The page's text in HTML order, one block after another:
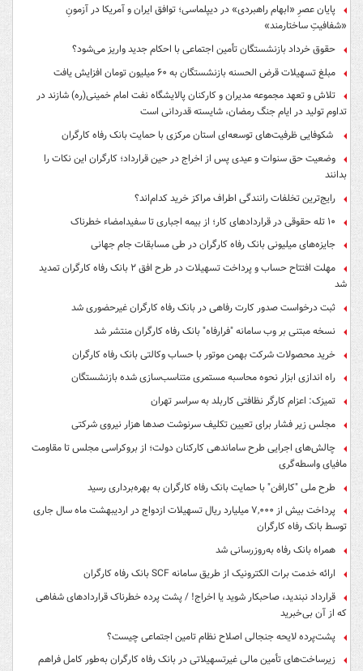
پایان عصرِ «ابهام راهبردی» در دیپلماسی؛ توافق ایران و آمریکا در آزمونِ
«شفافیتِ ساختارمند»
حقوق خرداد بازنشستگان تأمین اجتماعی با احکام جدید واریز می‌شود؟
مبلغ تسهیلات قرض الحسنه بازنشستگان به ۶۰ میلیون تومان افزایش یافت
تلاش و تعهد مجموعه مدیران و کارکنان پالایشگاه نفت امام خمینی(ره) شازند در
تداوم تولید در ایام جنگ رمضان، شایسته قدردانی است
شکوفایی ظرفیت‌های توسعه‌ای استان مرکزی با حمایت بانک رفاه کارگران
وضعیت حق سنوات و عیدی پس از اخراج در حین قرارداد؛ کارگران این نکات را
بدانند
رایج‌ترین تخلفات رانندگی اطراف مراکز خرید کدام‌اند؟
۱۰ تله حقوقی در قراردادهای کار؛ از بیمه اجباری تا سفیدامضاء خطرناک
جایزه‌های میلیونی بانک رفاه کارگران در طی مسابقات جام جهانی
مهلت افتتاح حساب و پرداخت تسهیلات در طرح افق ۲ بانک رفاه کارگران تمدید
شد
ثبت درخواست صدور کارت رفاهی در بانک رفاه کارگران غیرحضوری شد
نسخه مبتنی بر وب سامانه "فرارفاه" بانک رفاه کارگران منتشر شد
خرید محصولات شرکت بهمن موتور با حساب وکالتی بانک رفاه کارگران
راه اندازی ابزار نحوه محاسبه مستمری متناسب‌سازی شده بازنشستگان
تمیزک: اعزام کارگر نظافتی کاربلد به سراسر تهران
مجلس زیر فشار برای تعیین تکلیف سرنوشت صدها هزار نیروی شرکتی
چالش‌های اجرایی طرح ساماندهی کارکنان دولت؛ از بروکراسی مجلس تا مقاومت
مافیای واسطه‌گری
طرح ملی "کارافن" با حمایت بانک رفاه کارگران به بهره‌برداری رسید
پرداخت بیش از ۷,۰۰۰ میلیارد ریال تسهیلات ازدواج در اردیبهشت ماه سال جاری
توسط بانک رفاه کارگران
همراه بانک رفاه به‌روزرسانی شد
ارائه خدمت برات الکترونیک از طریق سامانه SCF بانک رفاه کارگران
قرارداد نبندید، صاحبکار شوید یا اخراج! / پشت پرده خطرناک قراردادهای شفاهی
که از آن بی‌خبرید
پشت‌پرده لایحه جنجالی اصلاح نظام تامین اجتماعی چیست؟
زیرساخت‌های تأمین مالی غیرتسهیلاتی در بانک رفاه کارگران به‌طور کامل فراهم